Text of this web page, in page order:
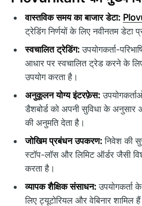
वास्तविक समय का बाजार डेटा:
ट्रेडिंग निर्णयों के लिए नवीनतम डेटा
स्वचालित ट्रेडिंग:उपयोगकर्ता-
आधार पर स्वचालित ट्रेड करने के लिए
उपयोग करता है।
अनुकूलन योग्य इंटरफ़ेस:
डैशबोर्ड को अपनी सुविधा के
की अनुमति देता है।
जोखिम प्रबंधन उपकरण:निवेश की
स्टॉप-लॉस और लिमिट ऑर्डर जैसी
करता है।
व्यापक शैक्षिक संसाधन:उपयोगकर्ता
लिए ट्यूटोरियल और वेबिनार शामिल